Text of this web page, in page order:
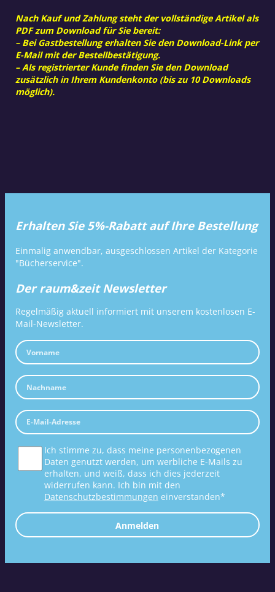
Nach Kauf und Zahlung steht der vollständige Artikel als
PDF zum Download für Sie bereit:
– Bei Gastbestellung erhalten Sie den Download-Link per
E-Mail mit der Bestellbestätigung.
– Als registrierter Kunde finden Sie den Download
zusätzlich in Ihrem Kundenkonto (bis zu 10 Downloads
möglich).
Erhalten Sie 5%-Rabatt auf Ihre Bestellung
Einmalig anwendbar, ausgeschlossen Artikel der Kategorie
"Bücherservice".
Der raum&zeit Newsletter
Regelmäßig aktuell informiert mit unserem kostenlosen E-
Mail-Newsletter.
Ich stimme zu, dass meine personenbezogenen
Daten genutzt werden, um werbliche E-Mails zu
erhalten, und weiß, dass ich dies jederzeit
widerrufen kann. Ich bin mit den
Datenschutzbestimmungen einverstanden*
Anmelden